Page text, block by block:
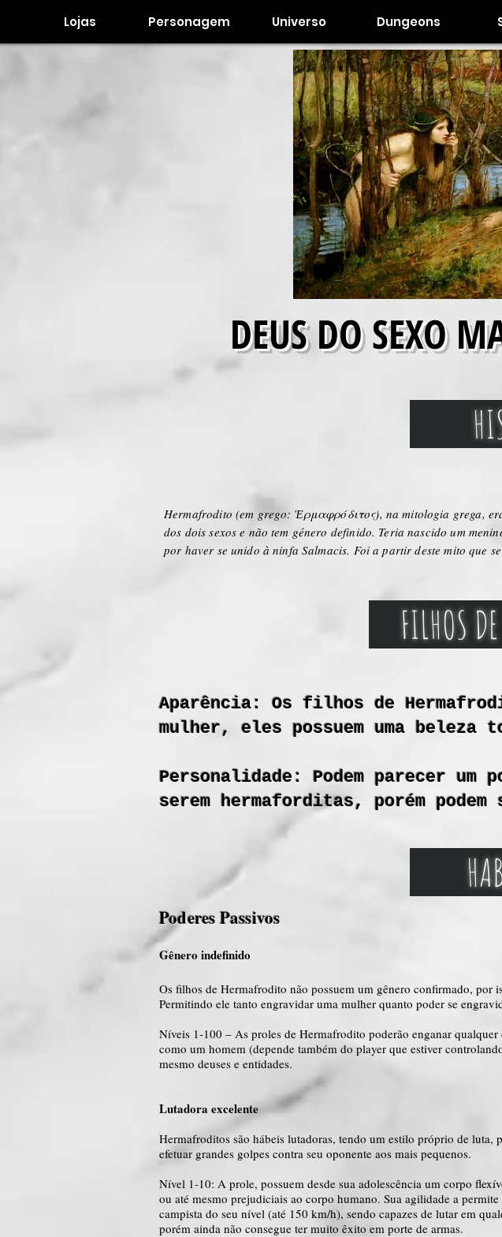
Lojas Personagem Universo Dungeons
DEUS DO SEXO
Hermafrodito (em grego: Ἑρμαφρόδιτος), na mitologia grega,
dos dois sexos e não tem género definido. Teria nascido um
por haver se unido à ninfa Salmacis. Foi a partir deste mito que
FILHOS
Aparência: Os filhos de
mulher, eles possuem uma beleza
Personalidade: Podem parecer
serem hermaforditas, porém podem
Poderes Passivos
Gênero indefinido
Os filhos de Hermafrodito não possuem um gênero confirmado, por
Permitindo ele tanto engravidar uma mulher quanto poder se
Níveis 1-100 – As proles de Hermafrodito poderão enganar
como um homem (depende também do player que estiver
mesmo deuses e entidades.
Lutadora excelente
Hermafroditos são hábeis lutadoras, tendo um estilo próprio de
efetuar grandes golpes contra seu oponente aos mais pequenos.
Nível 1-10: A prole, possuem desde sua adolescência um corpo
ou até mesmo prejudiciais ao corpo humano. Sua agilidade a
campista do seu nível (até 150 km/h), sendo capazes de lutar em
porém ainda não consegue ter muito êxito em porte de armas.